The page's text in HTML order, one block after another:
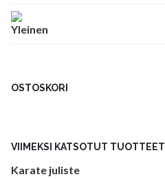
OSTOSKORI
VIIMEKSI KATSOTUT TUOTTEET
Karate juliste